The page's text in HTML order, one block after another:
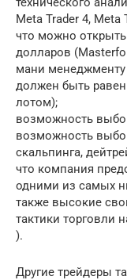
Meta Trader 4, Meta
что можно
долларов
мани
должен быть равен
лотом);
возможность
возможность
скальпинга,
что компания
одними из самых
также высокие
тактики торговли
).
Другие трейдеры